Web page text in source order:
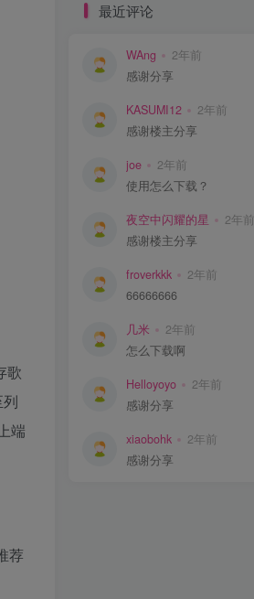
歌
端
荐
最近评论
WAng 2年前
感谢分享
KASUMI12 2年前
感谢楼主分享
joe 2年前
使用怎么下载？
夜空中闪耀的星 2年前
感谢楼主分享
froverkkk 2年前
66666666
几米 2年前
怎么下载啊
Helloyoyo 2年前
感谢分享
xiaobohk 2年前
感谢分享